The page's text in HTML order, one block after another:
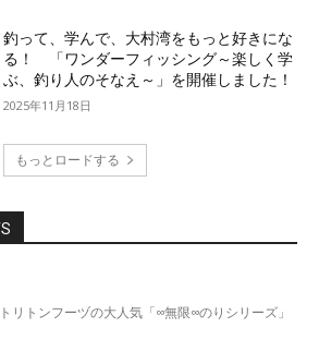
釣って、学んで、大村湾をもっと好きにな
る！ 「ワンダーフィッシング～楽しく学
ぶ、釣り人のそなえ～」を開催しました！
2025年11月18日
もっとロードする